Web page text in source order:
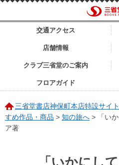
交通アクセス
店舗情報
クラブ三省堂のご案内
フロアガイド
三省堂書店神保町本店特設サイト
すめ作品・商品 > 知の旅へ >
「い
ア著